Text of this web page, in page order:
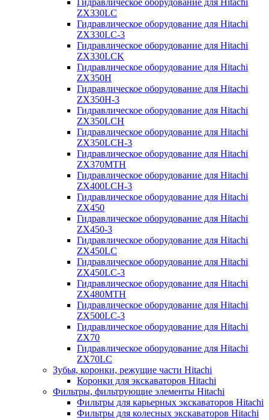
Гидравлическое оборудование для Hitachi
ZX330LC
Гидравлическое оборудование для Hitachi
ZX330LC-3
Гидравлическое оборудование для Hitachi
ZX330LCK
Гидравлическое оборудование для Hitachi
ZX350H
Гидравлическое оборудование для Hitachi
ZX350H-3
Гидравлическое оборудование для Hitachi
ZX350LCH
Гидравлическое оборудование для Hitachi
ZX350LCH-3
Гидравлическое оборудование для Hitachi
ZX370MTH
Гидравлическое оборудование для Hitachi
ZX400LCH-3
Гидравлическое оборудование для Hitachi
ZX450
Гидравлическое оборудование для Hitachi
ZX450-3
Гидравлическое оборудование для Hitachi
ZX450LC
Гидравлическое оборудование для Hitachi
ZX450LC-3
Гидравлическое оборудование для Hitachi
ZX480MTH
Гидравлическое оборудование для Hitachi
ZX500LC-3
Гидравлическое оборудование для Hitachi
ZX70
Гидравлическое оборудование для Hitachi
ZX70LC
Зубья, коронки, режущие части Hitachi
Коронки для экскаваторов Hitachi
Фильтры, фильтрующие элементы Hitachi
Фильтры для карьерных экскаваторов Hitachi
Фильтры для колесных экскаваторов Hitachi